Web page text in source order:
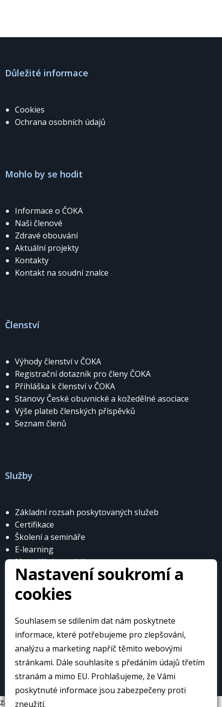
Důležité informace
Cookies
Ochrana osobních údajů
Mohlo by se hodit
Informace o ČOKA
Naši členové
Zdravé obouvání
Aktuální projekty
Kontakty
Kontakt na soudní znalce
Členství
Výhody členství v ČOKA
Registrační dotazník pro členy ČOKA
Přihláška k členství v ČOKA
Stanovy České obuvnické a kožedělné asociace
Výše plateb členských příspěvků
Seznam členů
Služby
Základní rozsah poskytovaných služeb
Certifikace
Školení a semináře
E-learning
Materiály k prodeji
© Česká obuvnická a kožedělná asociace
Web přivedlo k životu:
zavrit
Nastavení soukromí a
cookies
Souhlasem se sdílením dat nám poskytnete
informace, které potřebujeme pro zlepšování,
analýzu a marketing napříč těmito webovými
stránkami. Dále souhlasíte s předáním údajů třetím
stranám a mimo EU. Prohlašujeme, že Vámi
poskytnuté informace jsou zabezpečeny proti
zneužití.